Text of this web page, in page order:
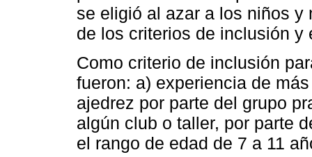
se eligió al azar a los niños y
de los criterios de inclusión y
Como criterio de inclusión
fueron: a) experiencia de
ajedrez por parte del grupo
algún club o taller, por parte
el rango de edad de 7 a 11